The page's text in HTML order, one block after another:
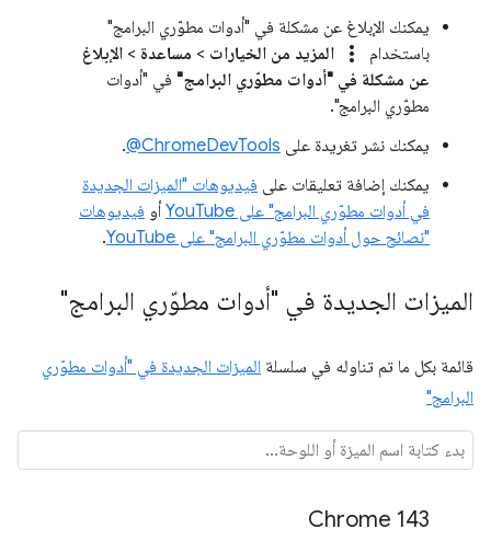
يمكنك الإبلاغ عن مشكلة في "أدوات مطوّري البرامج"
باستخدام
more_vert المزيد من الخيارات > مساعدة > الإبلاغ
عن مشكلة في "أدوات مطوّري البرامج" في "أدوات
مطوّري البرامج".
يمكنك نشر تغريدة على ‎@ChromeDevTools
.
يمكنك إضافة تعليقات على فيديوهات "الميزات الجديدة
في أدوات مطوّري البرامج" على YouTube
أو فيديوهات
"نصائح حول أدوات مطوّري البرامج" على YouTube
.
الميزات الجديدة في "أدوات مطوّري البرامج"
قائمة بكل ما تم تناوله في سلسلة الميزات الجديدة في "أدوات مطوّري
البرامج"
Chrome 143